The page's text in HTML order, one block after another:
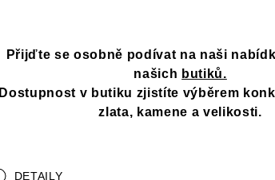
Přijďte se osobně podívat na naši
našich butiků.
Dostupnost v butiku zjistíte výběrem
zlata, kamene a velikosti.
DETAILY